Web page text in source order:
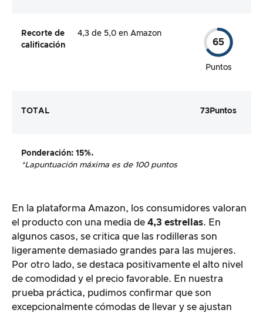
Recorte de
calificación
4,3 de 5,0 en Amazon
65
Puntos
TOTAL 73 Puntos
Ponderación: 15%.
*Lapuntuación máxima es de 100 puntos
En la plataforma Amazon, los consumidores valoran
el producto con una media de 4,3 estrellas. En
algunos casos, se critica que las rodilleras son
ligeramente demasiado grandes para las mujeres.
Por otro lado, se destaca positivamente el alto nivel
de comodidad y el precio favorable. En nuestra
prueba práctica, pudimos confirmar que son
excepcionalmente cómodas de llevar y se ajustan